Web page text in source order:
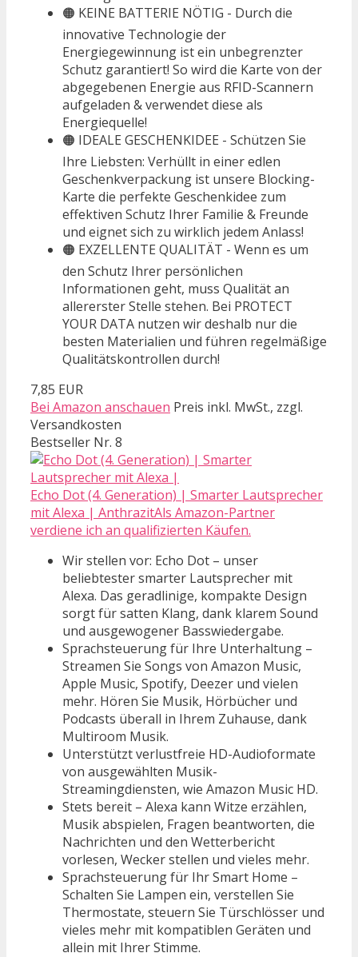
🟠 KEINE BATTERIE NÖTIG - Durch die
innovative Technologie der
Energiegewinnung ist ein unbegrenzter
Schutz garantiert! So wird die Karte von der
abgegebenen Energie aus RFID-Scannern
aufgeladen & verwendet diese als
Energiequelle!
🟠 IDEALE GESCHENKIDEE - Schützen Sie
Ihre Liebsten: Verhüllt in einer edlen
Geschenkverpackung ist unsere Blocking-
Karte die perfekte Geschenkidee zum
effektiven Schutz Ihrer Familie & Freunde
und eignet sich zu wirklich jedem Anlass!
🟠 EXZELLENTE QUALITÄT - Wenn es um
den Schutz Ihrer persönlichen
Informationen geht, muss Qualität an
allererster Stelle stehen. Bei PROTECT
YOUR DATA nutzen wir deshalb nur die
besten Materialien und führen regelmäßige
Qualitätskontrollen durch!
7,85 EUR
Bei Amazon anschauen Preis inkl. MwSt., zzgl.
Versandkosten
Bestseller Nr. 8
Echo Dot (4. Generation) | Smarter Lautsprecher
mit Alexa | AnthrazitAls Amazon-Partner
verdiene ich an qualifizierten Käufen.
Wir stellen vor: Echo Dot – unser
beliebtester smarter Lautsprecher mit
Alexa. Das geradlinige, kompakte Design
sorgt für satten Klang, dank klarem Sound
und ausgewogener Basswiedergabe.
Sprachsteuerung für Ihre Unterhaltung –
Streamen Sie Songs von Amazon Music,
Apple Music, Spotify, Deezer und vielen
mehr. Hören Sie Musik, Hörbücher und
Podcasts überall in Ihrem Zuhause, dank
Multiroom Musik.
Unterstützt verlustfreie HD-Audioformate
von ausgewählten Musik-
Streamingdiensten, wie Amazon Music HD.
Stets bereit – Alexa kann Witze erzählen,
Musik abspielen, Fragen beantworten, die
Nachrichten und den Wetterbericht
vorlesen, Wecker stellen und vieles mehr.
Sprachsteuerung für Ihr Smart Home –
Schalten Sie Lampen ein, verstellen Sie
Thermostate, steuern Sie Türschlösser und
vieles mehr mit kompatiblen Geräten und
allein mit Ihrer Stimme.